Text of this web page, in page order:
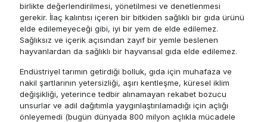
birlikte değerlendirilmesi, yönetilmesi ve denetlenmesi
gerekir. İlaç kalıntısı içeren bir bitkiden sağlıklı bir gıda ürünü
elde edilemeyeceği gibi, iyi bir yem de elde edilemez.
Sağlıksız ve içerik açısından zayıf bir yemle beslenen
hayvanlardan da sağlıklı bir hayvansal gıda elde edilemez.
Endüstriyel tarımın getirdiği bolluk, gıda için muhafaza ve
nakil şartlarının yetersizliği, aşırı kentleşme, küresel iklim
değişikliği, yeterince tedbir alınamayan rekabet bozucu
unsurlar ve adil dağıtımla yaygınlaştırılamadığı için açlığı
önleyemedi (bugün dünyada 800 milyon açlıkla mücadele